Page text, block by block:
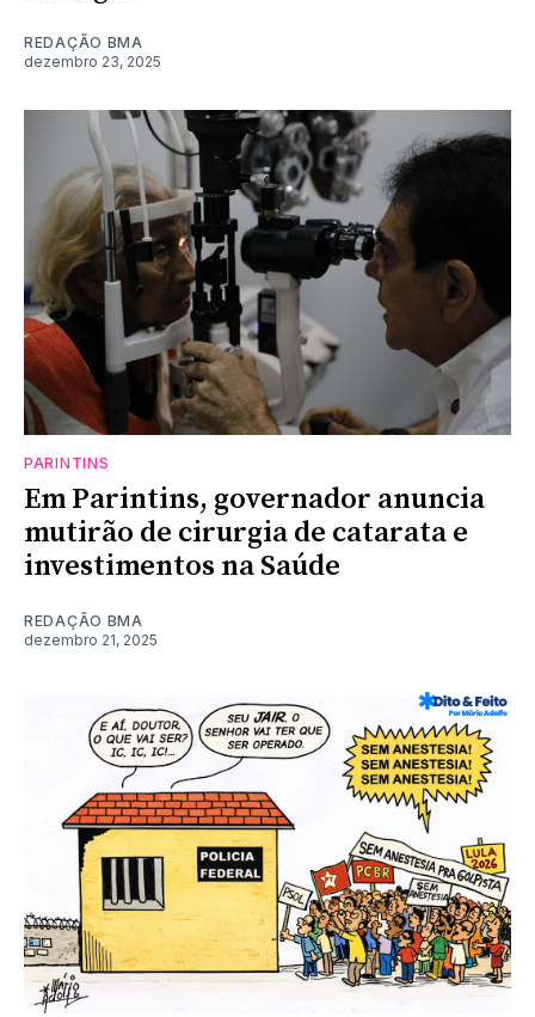
REDAÇÃO BMA
dezembro 23, 2025
PARINTINS
Em Parintins, governador anuncia
mutirão de cirurgia de catarata e
investimentos na Saúde
REDAÇÃO BMA
dezembro 21, 2025